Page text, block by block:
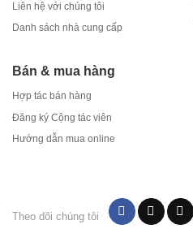
Liên hệ với chúng tôi
Danh sách nhà cung cấp
Bán & mua hàng
Hợp tác bán hàng
Đăng ký Cộng tác viên
Hướng dẫn mua online
Theo dõi chúng tôi